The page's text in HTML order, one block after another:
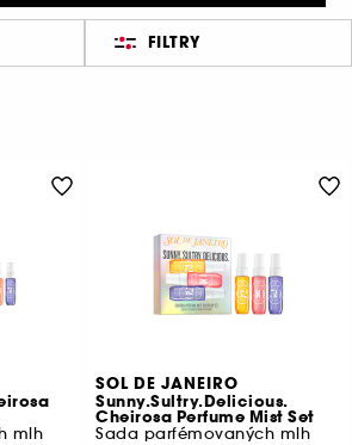
FILTRY
mlh
SOL DE JANEIRO
Sunny.Sultry.Delicious.
Cheirosa Perfume Mist Set
Sada parfémovaných mlh